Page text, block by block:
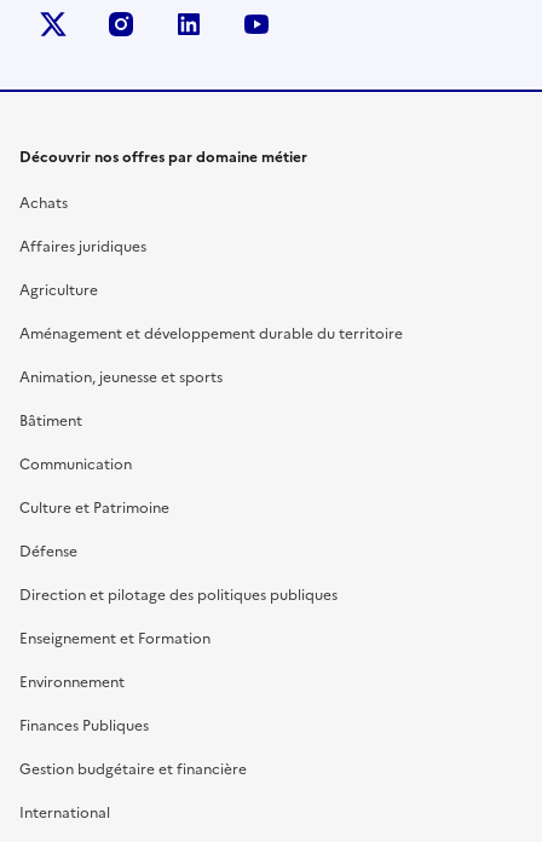
X (anciennement Twitter)
instagramlinkedin
Découvrir nos offres par domaine métier
Achats
Affaires juridiques
Agriculture
Aménagement et développement durable du territoire
Animation, jeunesse et sports
Bâtiment
Communication
Culture et Patrimoine
Défense
Direction et pilotage des politiques publiques
Enseignement et Formation
Environnement
Finances Publiques
Gestion budgétaire et financière
International